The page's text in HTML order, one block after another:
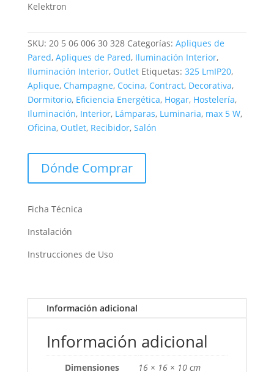
Kelektron
SKU: 20 5 06 006 30 328 Categorías: Apliques de
Pared, Apliques de Pared, Iluminación Interior,
Iluminación Interior, Outlet Etiquetas: 325 LmIP20,
Aplique, Champagne, Cocina, Contract, Decorativa,
Dormitorio, Eficiencia Energética, Hogar, Hostelería,
Iluminación, Interior, Lámparas, Luminaria, max 5 W,
Oficina, Outlet, Recibidor, Salón
Dónde Comprar
Ficha Técnica
Instalación
Instrucciones de Uso
Información adicional
Información adicional
Dimensiones 16 × 16 × 10 cm